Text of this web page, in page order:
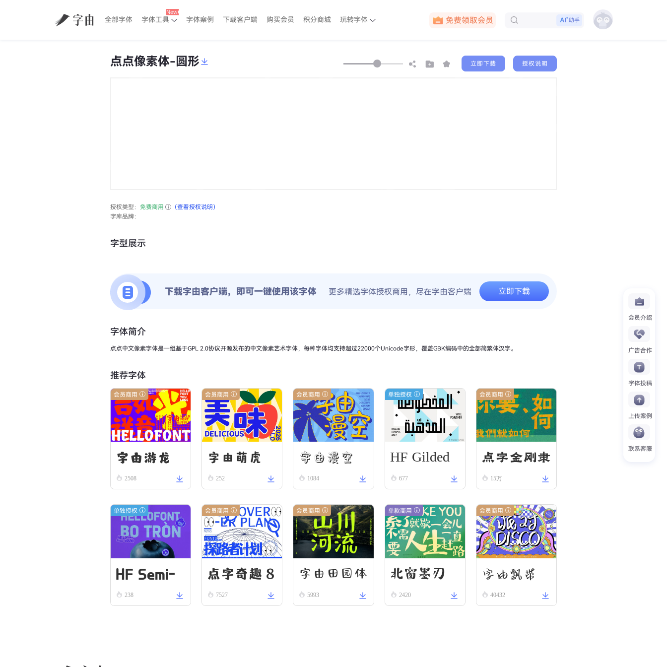
全部字体 字体工具 字体案例 下载客户端 购买会员 积分商城 玩转字体
免费领取会员
助手
会员介绍
广告合作
字体投稿
上传案例
联系客服
点点像素体-圆形 立即下载 授权说明
授权类型： 免费商用
（查看授权说明）
字库品牌：
字型展示
下载字由客户端，即可一键使用该字体 更多精选字体授权商用，尽在字由客户端 立即下载
字体简介
点点中文像素字体是一组基于GPL 2.0协议开源发布的中文像素艺术字体，每种字体均支持超过22000个Unicode字形，覆盖GBK编码中的全部简繁体汉字。
推荐字体
会员商用
字由游龙
2508
会员商用
字由萌虎
252
会员商用
字由漫空
1084
单独授权
HF Gilded
Scroll
677
会员商用
点字金刚隶
15万
单独授权
HF Semi-
Round VN
238
会员商用
点字奇趣 8
5 7527
会员商用
字由田园体
5993
单款商用
北窗墨刃
2420
会员商用
字由飘带
40432